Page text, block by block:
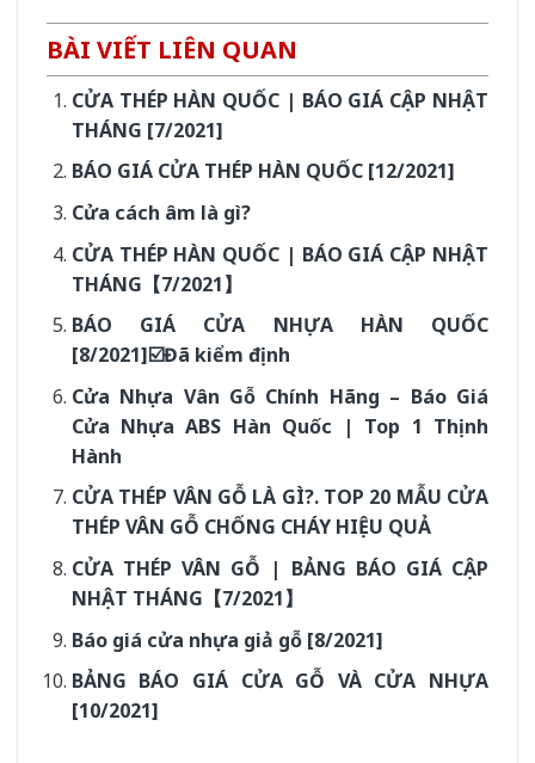
BÀI VIẾT LIÊN QUAN
CỬA THÉP HÀN QUỐC | BÁO GIÁ CẬP NHẬT
THÁNG [7/2021]
BÁO GIÁ CỬA THÉP HÀN QUỐC [12/2021]
Cửa cách âm là gì?
CỬA THÉP HÀN QUỐC | BÁO GIÁ CẬP NHẬT
THÁNG【7/2021】
BÁO GIÁ CỬA NHỰA HÀN QUỐC
[8/2021]☑️Đã kiểm định
Cửa Nhựa Vân Gỗ Chính Hãng – Báo Giá
Cửa Nhựa ABS Hàn Quốc | Top 1 Thịnh
Hành
CỬA THÉP VÂN GỖ LÀ GÌ?. TOP 20 MẪU CỬA
THÉP VÂN GỖ CHỐNG CHÁY HIỆU QUẢ
CỬA THÉP VÂN GỖ | BẢNG BÁO GIÁ CẬP
NHẬT THÁNG【7/2021】
Báo giá cửa nhựa giả gỗ [8/2021]
BẢNG BÁO GIÁ CỬA GỖ VÀ CỬA NHỰA
[10/2021]